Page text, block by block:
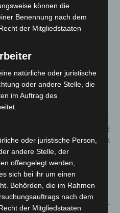
Euro
Regelungen zum Verkauf und
Abbrennen von Kleinfeuerwerk
Autor
können die
Benennung nach dem
der Mitgliedstaaten
natürliche oder juristische
oder andere Stelle, die
im Auftrag des
oder juristische Person,
andere Stelle, der
offengelegt werden,
sich bei ihr um einen
Behörden, die im Rahmen
nach dem
der Mitgliedstaaten